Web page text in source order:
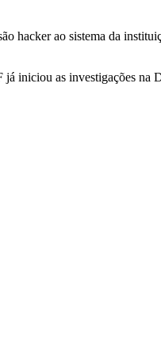
ao sistema da
iniciou as investigações